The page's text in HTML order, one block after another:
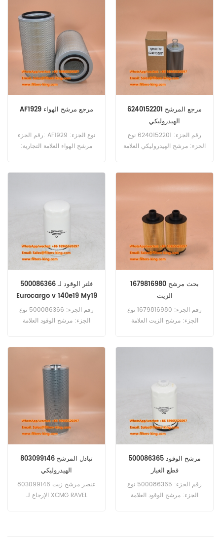
AF1929 مرجع مرشح الهواء
رقم الجزء: AF1929 نوع الجزء:
مرشح الهواء العلامة التجارية:
6240152201 مرجع المرشح
الهيدروليكي
رقم الجزء: 6240152201 نوع
الجزء: مرشح الهيدروليكي العلامة
500086366 فلتر الوقود لـ
Eurocargo v 140e19 My19
رقم الجزء: 500086366 نوع
الجزء: مرشح الوقود العلامة
1679816980 بحث مرشح
الزيت
رقم الجزء: 1679816980 نوع
الجزء: مرشح الزيت العلامة
803099146 تبادل المرشح
الهيدروليكي
803099146 عنصر مرشح زيت
الإرجاع لـ XCMG RAVEL
مرشح الوقود 500086365
قطع الغيار
رقم الجزء: 500086365 نوع
الجزء: مرشح الوقود العلامة